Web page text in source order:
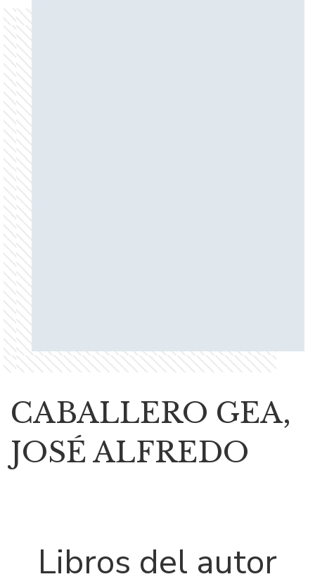
CABALLERO GEA,
JOSÉ ALFREDO
Libros del autor